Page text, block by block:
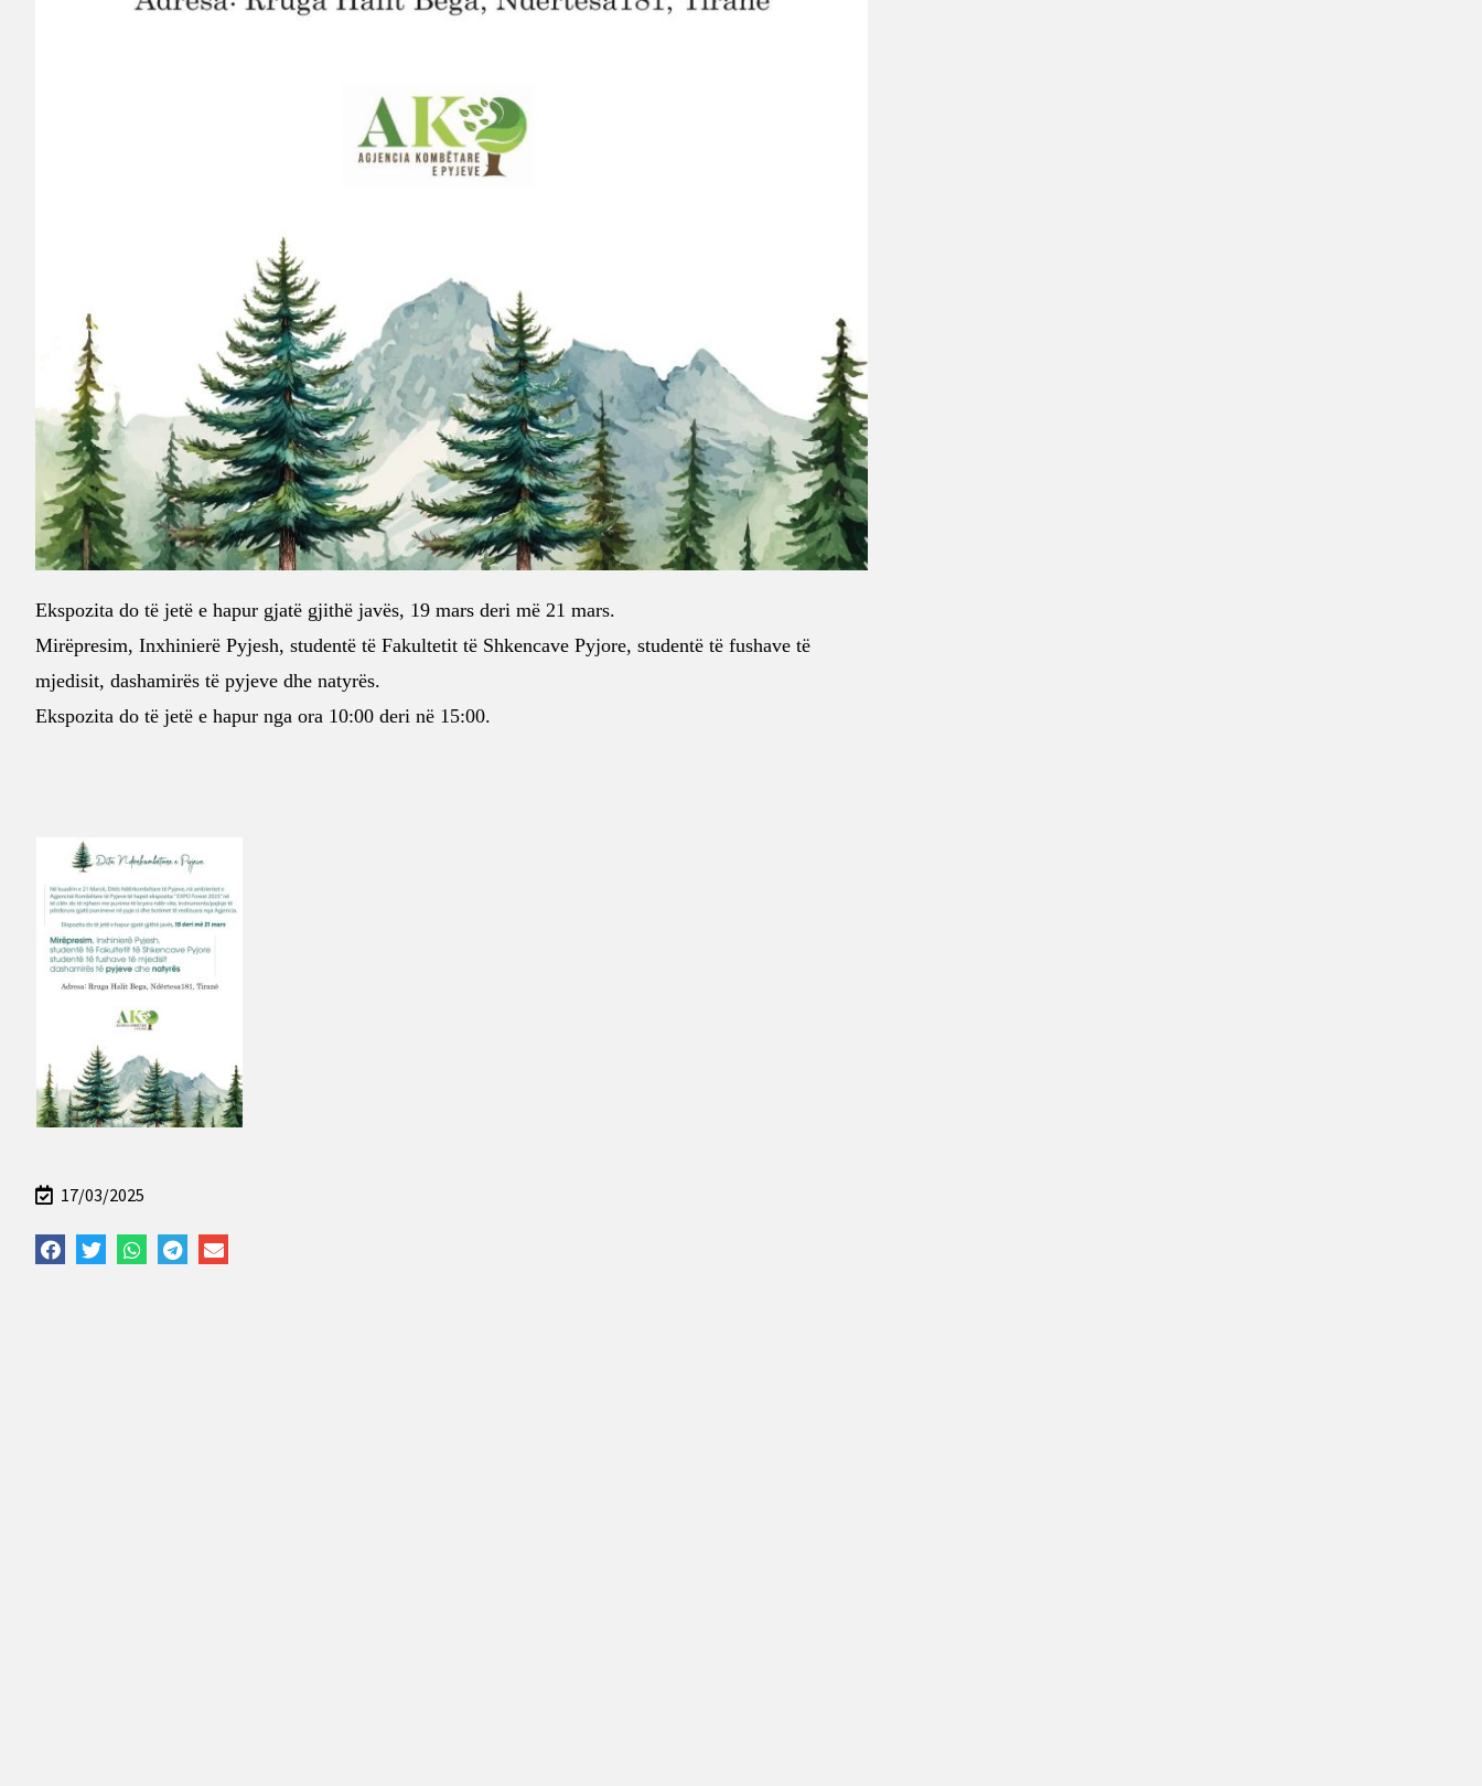
Ekspozita do të jetë e hapur gjatë gjithë javës, 19 mars deri më 21 mars.
Mirëpresim, Inxhinierë Pyjesh, studentë të Fakultetit të Shkencave Pyjore, studentë të fushave të
mjedisit, dashamirës të pyjeve dhe natyrës.
Ekspozita do të jetë e hapur nga ora 10:00 deri në 15:00.
17/03/2025